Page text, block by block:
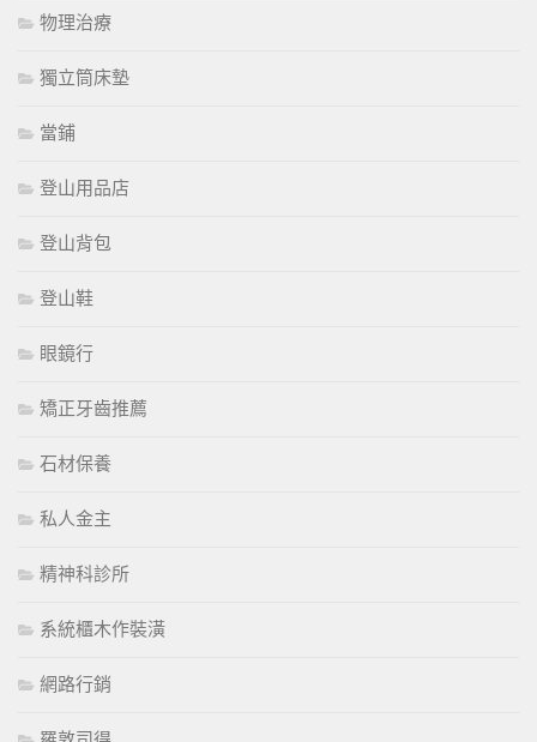
物理治療
獨立筒床墊
當鋪
登山用品店
登山背包
登山鞋
眼鏡行
矯正牙齒推薦
石材保養
私人金主
精神科診所
系統櫃木作裝潢
網路行銷